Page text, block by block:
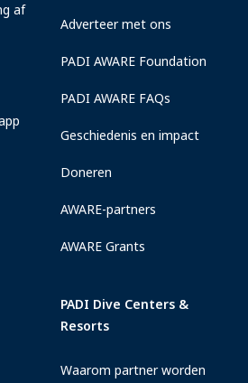
af
Adverteer met ons
PADI AWARE Foundation
PADI AWARE FAQs
Geschiedenis en impact
Doneren
AWARE-partners
AWARE Grants
PADI Dive Centers &
Resorts
Waarom partner worden